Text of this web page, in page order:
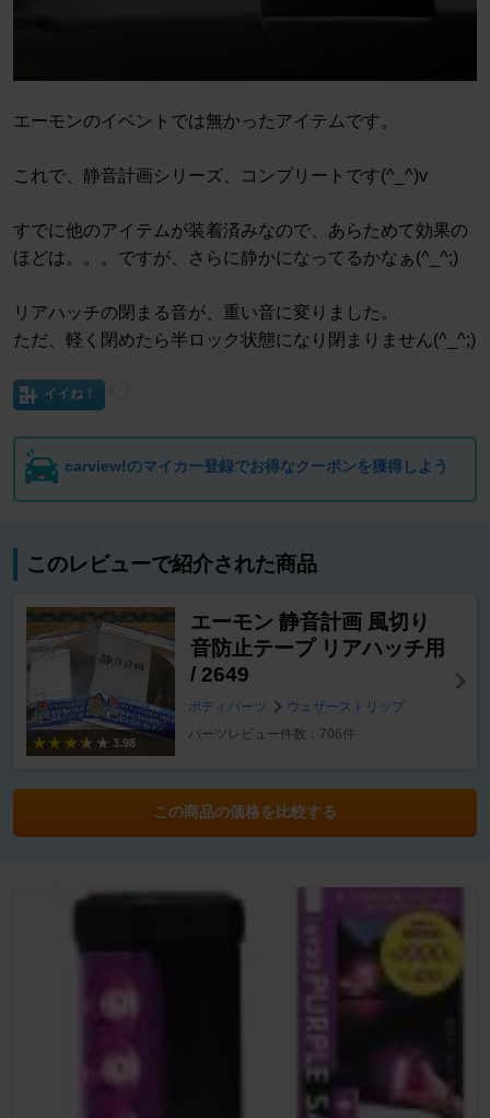
エーモンのイベントでは無かったアイテムです。
これで、静音計画シリーズ、コンプリートです(^_^)v
すでに他のアイテムが装着済みなので、あらためて効果の
ほどは。。。ですが、さらに静かになってるかなぁ(^_^;)
リアハッチの閉まる音が、重い音に変りました。
ただ、軽く閉めたら半ロック状態になり閉まりません(^_^;)
イイね！
carview!のマイカー登録でお得なクーポンを獲得しよう
このレビューで紹介された商品
3.98
エーモン 静音計画 風切り
音防止テープ リアハッチ用
/ 2649
ボディパーツ
ウェザーストリップ
パーツレビュー件数：706件
この商品の価格を比較する